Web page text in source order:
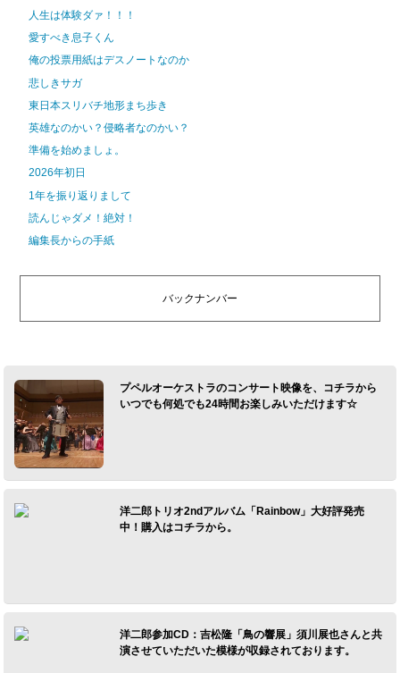
人生は体験ダァ！！！
愛すべき息子くん
俺の投票用紙はデスノートなのか
悲しきサガ
東日本スリバチ地形まち歩き
英雄なのかい？侵略者なのかい？
準備を始めましょ。
2026年初日
1年を振り返りまして
読んじゃダメ！絶対！
編集長からの手紙
バックナンバー
プペルオーケストラのコンサート映像を、コチラから
いつでも何処でも24時間お楽しみいただけます☆
洋二郎トリオ2ndアルバム「Rainbow」大好評発売
中！購入はコチラから。
洋二郎参加CD：吉松隆「鳥の響展」須川展也さんと共
演させていただいた模様が収録されております。